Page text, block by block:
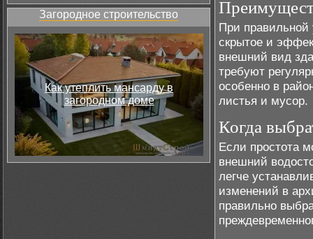
Загородное строительство
Как утеплить мансарду в
загородном доме
При правильной
скрытое и
внешний вид
требуют
особенно в
листья и мусор.
Когда
Если простота
внешний
легче
изменений в
правильно